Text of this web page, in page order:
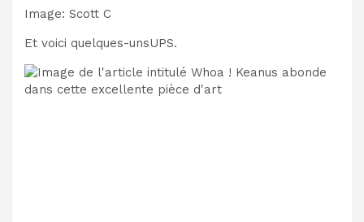
Image: Scott C
Et voici quelques-unsUPS.